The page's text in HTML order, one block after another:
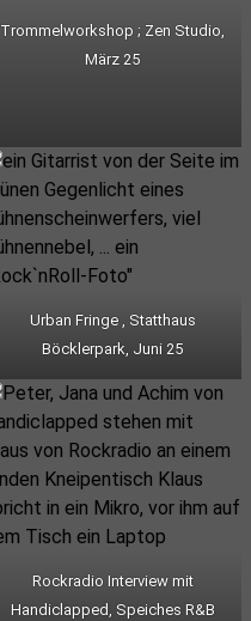
Trommelworkshop ; Zen Studio,
März 25
Urban Fringe , Statthaus
Böcklerpark, Juni 25
Rockradio Interview mit
Handiclapped, Speiches R&B